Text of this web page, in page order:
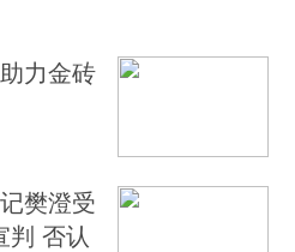
力金砖
樊澄受
判 否认